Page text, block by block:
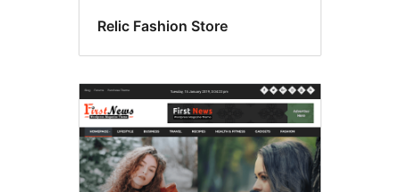
Relic Fashion Store